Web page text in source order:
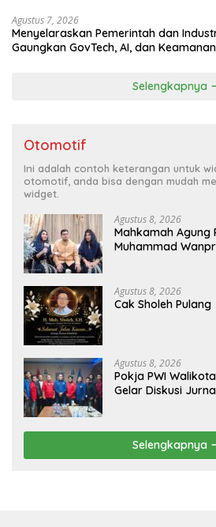
Agustus 7, 2026
Menyelaraskan Pemerintah dan
Gaungkan GovTech, AI, dan
Selengkapnya
Otomotif
Ini adalah contoh keterangan untuk
otomotif, anda bisa dengan mudah
widget.
Agustus 8, 2026
Mahkamah Agung
Muhammad
Agustus 8, 2026
Cak Sholeh Pulang
Agustus 8, 2026
Pokja PWI
Gelar Diskusi
Selengkapnya